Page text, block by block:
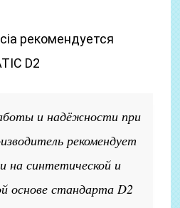
рекомендуется
D2
и надёжности при
рекомендует
на синтетической и
основе стандарта D2